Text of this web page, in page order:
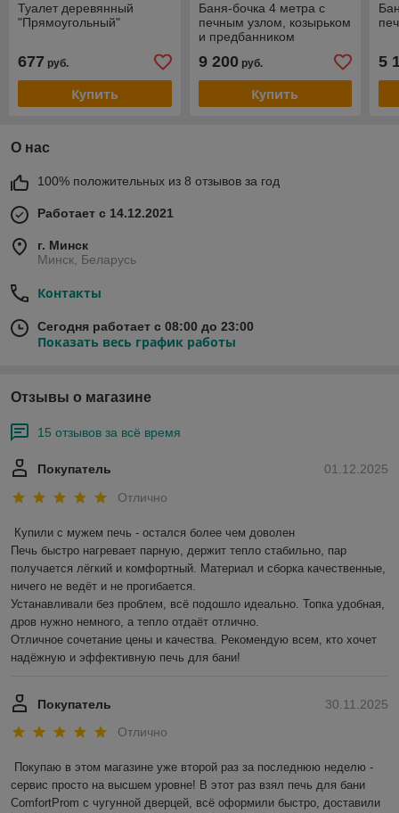
Туалет деревянный
"Прямоугольный"
677 руб.
Купить
Баня-бочка 4 метра с
печным узлом, козырьком
и предбанником
9 200руб.
Купить
5
О нас
100% положительных из 8 отзывов за год
Работает с 14.12.2021
г. Минск
Минск, Беларусь
Контакты
Сегодня работает с 08:00 до 23:00
Показать весь график работы
Отзывы о магазине
15 отзывов за всё время
01.12.2025
Покупатель
Отлично
Купили с мужем печь - остался более чем доволен
Печь быстро нагревает парную, держит тепло стабильно, пар
получается лёгкий и комфортный. Материал и сборка качественные,
ничего не ведёт и не прогибается.
Устанавливали без проблем, всё подошло идеально. Топка удобная,
дров нужно немного, а тепло отдаёт отлично.
Отличное сочетание цены и качества. Рекомендую всем, кто хочет
надёжную и эффективную печь для бани!
30.11.2025
Покупатель
Отлично
Покупаю в этом магазине уже второй раз за последнюю неделю -
сервис просто на высшем уровне! В этот раз взял печь для бани
ComfortProm с чугунной дверцей, всё оформили быстро, доставили